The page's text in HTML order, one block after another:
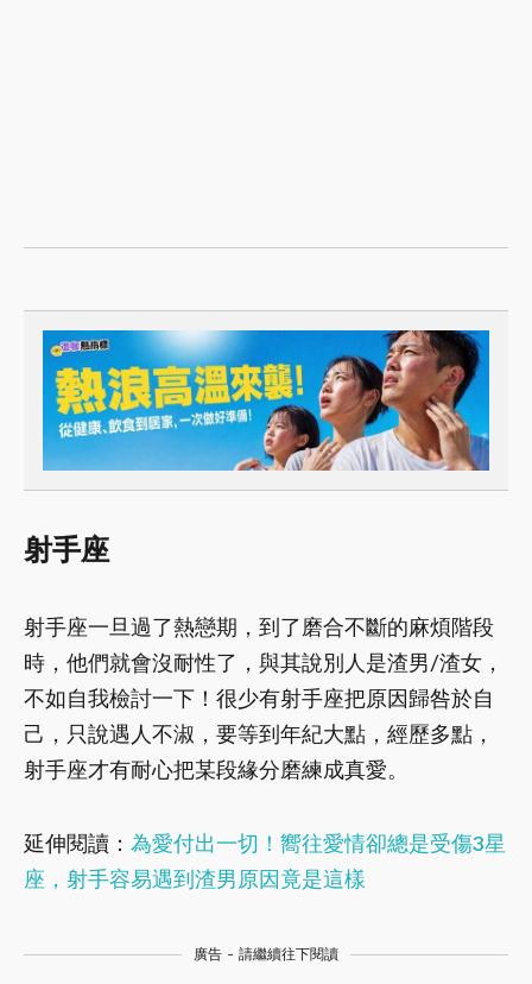
射手座
射手座一旦過了熱戀期，到了磨合不斷的麻煩階段
時，他們就會沒耐性了，與其說別人是渣男/渣女，
不如自我檢討一下！很少有射手座把原因歸咎於自
己，只說遇人不淑，要等到年紀大點，經歷多點，
射手座才有耐心把某段緣分磨練成真愛。
延伸閱讀： 為愛付出一切！嚮往愛情卻總是受傷3星
座，射手容易遇到渣男原因竟是這樣
廣告 - 請繼續往下閱讀